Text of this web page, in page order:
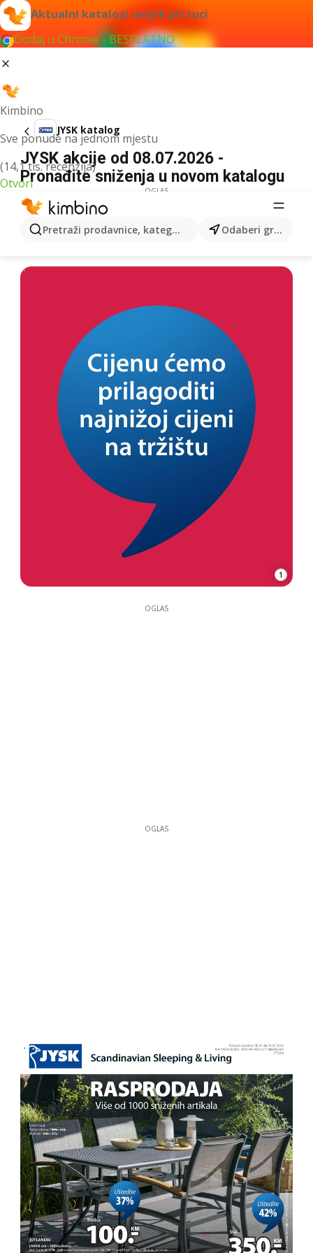
Aktualni katalozi uvijek pri ruci
Dodaj u Chrome - BESPLATNO
Kimbino
Sve ponude na jednom mjestu
(14,1 tis. recenzija)
Otvori
Pretraži prodavnice, kategorije, proizvode... Odaberi grad
JYSK katalog
JYSK akcije od 08.07.2026 -
Pronađite sniženja u novom katalogu
OGLAS
1
OGLAS
OGLAS